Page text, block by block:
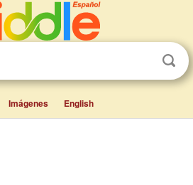
Imágenes English